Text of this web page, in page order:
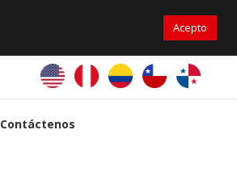
ventas@primelines-hvac.cl
Contáctenos
Acepto